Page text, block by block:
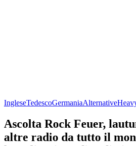
IngleseTedescoGermaniaAlternative
Ascolta Rock Feuer,
altre radio da tutto il